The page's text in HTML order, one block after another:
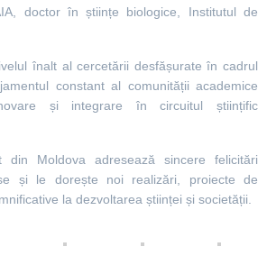
doctor în științe biologice, Institutul de
înalt al cercetării desfășurate în cadrul
constant al comunității academice
și integrare în circuitul științific
din Moldova adresează sincere felicitări
și le dorește noi realizări, proiecte de
la dezvoltarea științei și societății.